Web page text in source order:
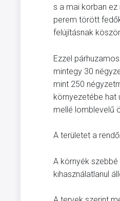
s a mai korban
perem törött
felújításnak
Ezzel
mintegy 30
mint 250
környezetébe hat
mellé lomblevelű
A területet a
A környék
kihasználatlanul